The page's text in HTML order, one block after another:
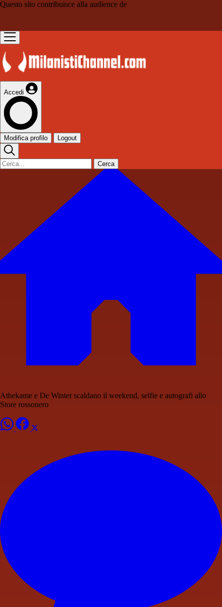
Questo sito contribuisce alla audience de
Accedi
Modifica profilo Logout
Cerca
Athekame e De Winter scaldano il weekend, selfie e autografi allo
Store rossonero